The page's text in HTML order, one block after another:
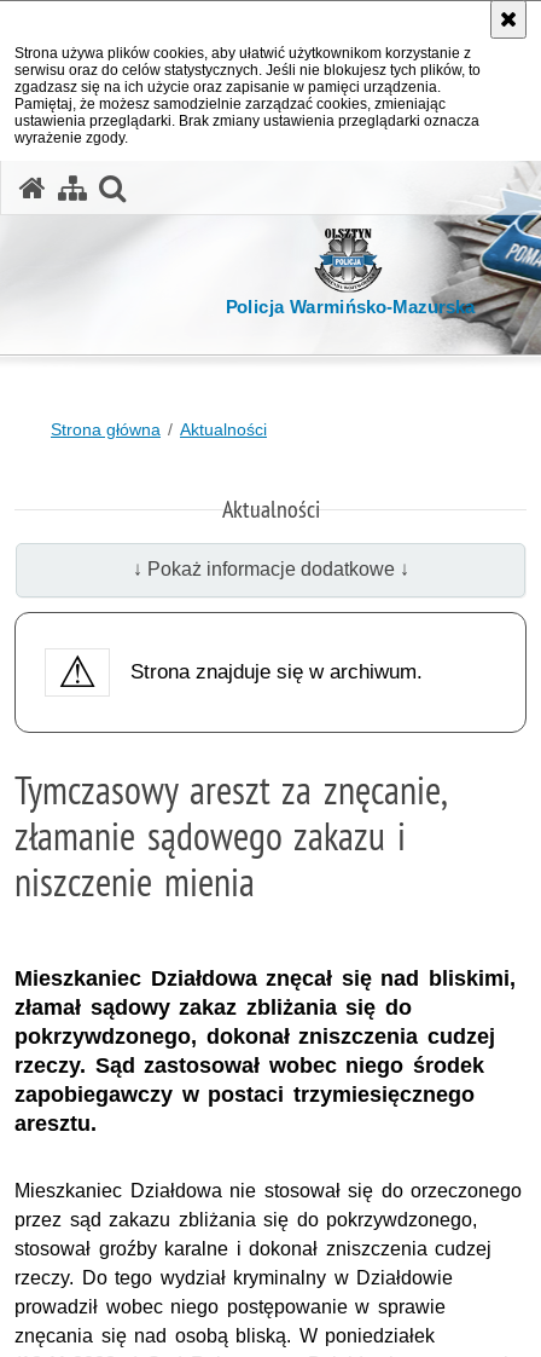
Strona używa plików cookies, aby ułatwić użytkownikom korzystanie z
serwisu oraz do celów statystycznych. Jeśli nie blokujesz tych plików, to
zgadzasz się na ich użycie oraz zapisanie w pamięci urządzenia.
Pamiętaj, że możesz samodzielnie zarządzać cookies, zmieniając
ustawienia przeglądarki. Brak zmiany ustawienia przeglądarki oznacza
wyrażenie zgody.
Policja Warmińsko-Mazurska
Strona główna Aktualności
Aktualności
↓ Pokaż informacje dodatkowe ↓
Strona znajduje się w archiwum.
Tymczasowy areszt za znęcanie,
złamanie sądowego zakazu i
niszczenie mienia
Mieszkaniec Działdowa znęcał się nad bliskimi,
złamał sądowy zakaz zbliżania się do
pokrzywdzonego, dokonał zniszczenia cudzej
rzeczy. Sąd zastosował wobec niego środek
zapobiegawczy w postaci trzymiesięcznego
aresztu.
Mieszkaniec Działdowa nie stosował się do orzeczonego
przez sąd zakazu zbliżania się do pokrzywdzonego,
stosował groźby karalne i dokonał zniszczenia cudzej
rzeczy. Do tego wydział kryminalny w Działdowie
prowadził wobec niego postępowanie w sprawie
znęcania się nad osobą bliską. W poniedziałek